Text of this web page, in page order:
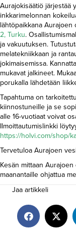
Aurajokisäätiö järjestää
inkkarimelonnan
lähtöpaikkana
2, Turku.
ja vakuutuksen.
melatekniikkaan ja
jokimaisemissa.
mukavat jalkineet.
porukalla lähdetään
Tapahtuma on
kiinnostuneille ja se
alle 16-vuotiaat voivat
Ilmoittautumislinkki
https://holvi.com/shop/
Tervetuloa Aurajoen
Kesän mittaan
maanantaille ohjattua
Jaa artikkeli